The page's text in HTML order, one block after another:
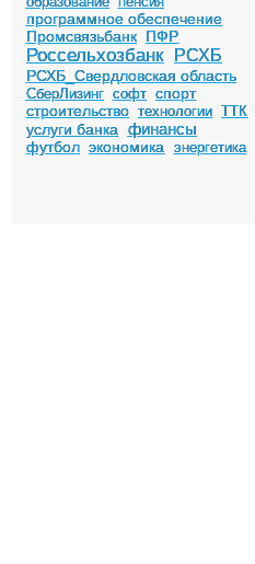
программное обеспечение
Промсвязьбанк ПФР
Россельхозбанк РСХБ
РСХБ_Свердловская область
СберЛизинг софт спорт
строительство технологии ТТК
услуги банка финансы
футбол экономика энергетика